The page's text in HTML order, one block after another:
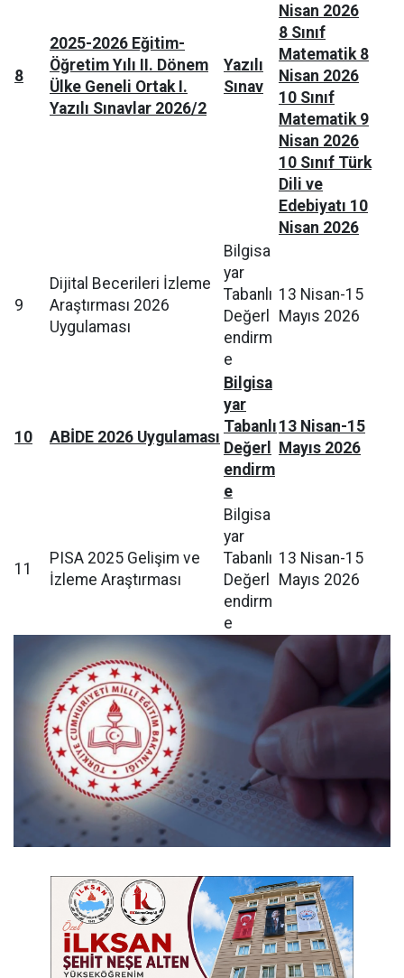
8
2025-2026 Eğitim-
Öğretim Yılı II. Dönem
Ülke Geneli Ortak I.
Yazılı Sınavlar 2026/2
Yazılı
Sınav
Nisan 2026
8 Sınıf
Matematik 8
Nisan 2026
10 Sınıf
Matematik 9
Nisan 2026
10 Sınıf Türk
Dili ve
Edebiyatı 10
Nisan 2026
9
Dijital Becerileri İzleme
Araştırması 2026
Uygulaması
Bilgisa
yar
Tabanlı
Değerl
endirm
e
13 Nisan-15
Mayıs 2026
10 ABİDE 2026 Uygulaması
Bilgisa
yar
Tabanlı
Değerl
endirm
e
13 Nisan-15
Mayıs 2026
11
PISA 2025 Gelişim ve
İzleme Araştırması
Bilgisa
yar
Tabanlı
Değerl
endirm
e
13 Nisan-15
Mayıs 2026